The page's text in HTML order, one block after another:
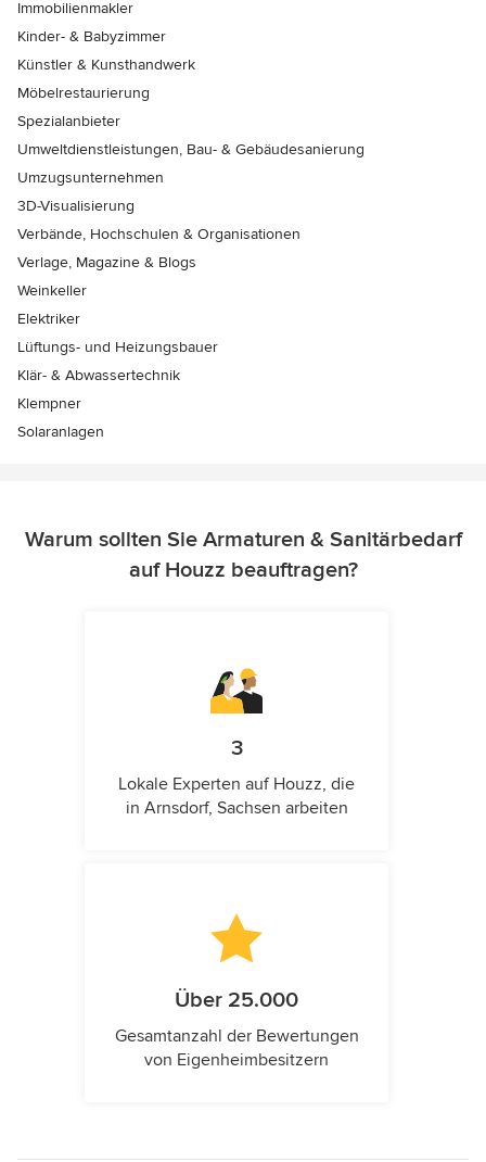
Immobilienmakler
Kinder- & Babyzimmer
Künstler & Kunsthandwerk
Möbelrestaurierung
Spezialanbieter
Umweltdienstleistungen, Bau- & Gebäudesanierung
Umzugsunternehmen
3D-Visualisierung
Verbände, Hochschulen & Organisationen
Verlage, Magazine & Blogs
Weinkeller
Elektriker
Lüftungs- und Heizungsbauer
Klär- & Abwassertechnik
Klempner
Solaranlagen
Warum sollten Sie Armaturen & Sanitärbedarf
auf Houzz beauftragen?
3
Lokale Experten auf Houzz, die
in Arnsdorf, Sachsen arbeiten
Über 25.000
Gesamtanzahl der Bewertungen
von Eigenheimbesitzern